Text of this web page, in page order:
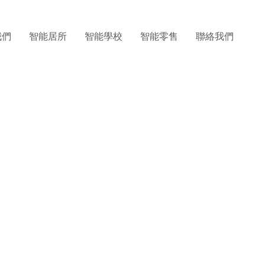
智能居所 智能學校 智能零售 聯絡我們